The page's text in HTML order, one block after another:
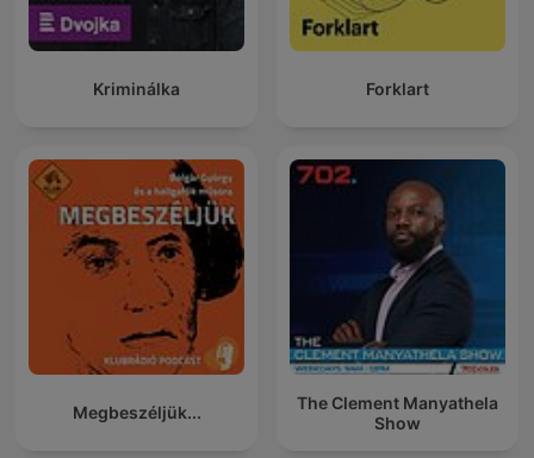
Kriminálka Forklart
Megbeszéljük...
The Clement Manyathela
Show